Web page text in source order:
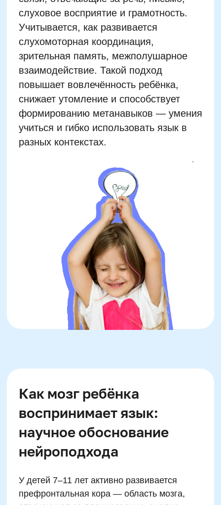
Как мозг ребёнка
воспринимает язык:
научное обоснование
У детей 7–11 лет активно развивается
префронтальная кора — область мозга,
отвечающая за планирование, анализ,
произвольное внимание. Именно в этот
период особенно эффективно запускать
процессы, связанные с освоением языковых
норм и грамотной письменной речи. Однако
центры речи (зона Брока и зона Вернике) и
области, отвечающие за фонематическое
восприятие, ещё не созрели полностью.
Отсюда — частые проблемы с
орфографией, пониманием сложных
конструкций, пересказом.
Нейроподход предполагает опору на
эмоциональных. Исследования показывают:
если он не просто его видит и слышит, но
рисует, двигается под это слово или
задействовать как можно больше
нейросенсорных систем и сделать язык
частью когнитивной среды ребёнка, а не
только предметом.